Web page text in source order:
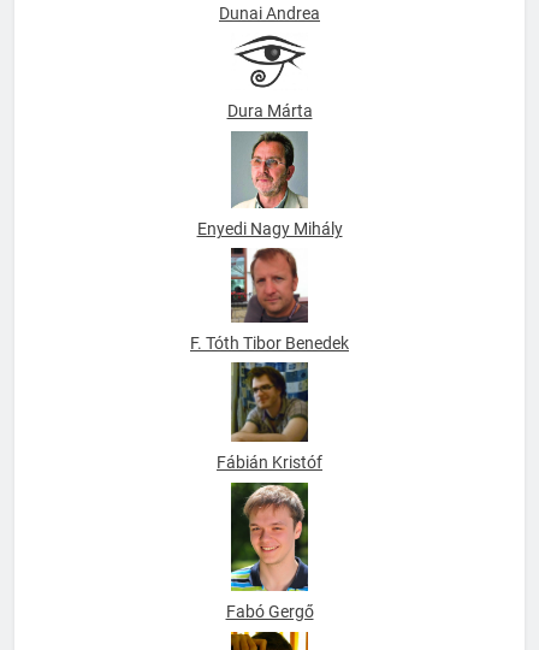
Dunai Andrea
Dura Márta
Enyedi Nagy Mihály
F. Tóth Tibor Benedek
Fábián Kristóf
Fabó Gergő